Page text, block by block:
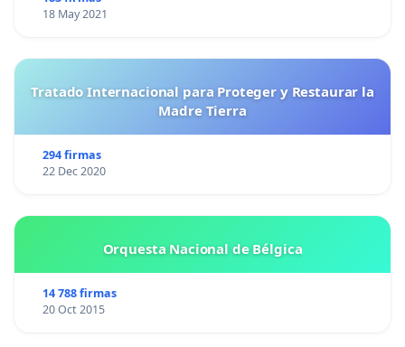
18 May 2021
Tratado Internacional para Proteger y Restaurar la
Madre Tierra
294 firmas
22 Dec 2020
Orquesta Nacional de Bélgica
14 788 firmas
20 Oct 2015